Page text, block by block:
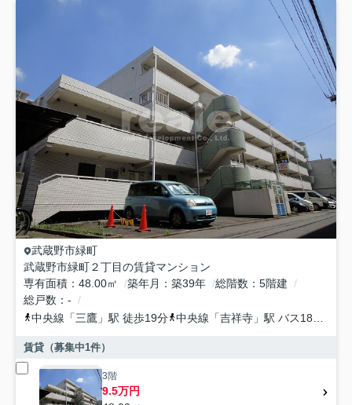
武蔵野市緑町
武蔵野市緑町２丁目の賃貸マンション
専有面積
48.00㎡ 築年月 築39年 総階数
5階建
総戸数
-
中央線 「三鷹 」駅 徒歩19分 中央線 「吉祥寺 」駅 バス18分 「武蔵野住宅」 停歩2分
賃貸（募集中1件）
3階
9.5万円